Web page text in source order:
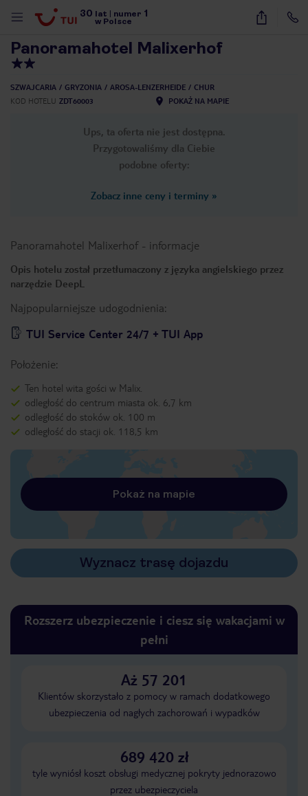
30 lat numer 1
w Polsce
28
Panoramahotel Malixerhof
SZWAJCARIA GRYZONIA AROSA-LENZERHEIDE
CHUR
KOD HOTELU ZDT60003 POKAŻ NA MAPIE
Ups, ta oferta nie jest dostępna.
Przygotowaliśmy dla Ciebie
podobne oferty:
Zobacz inne ceny i terminy »
Panoramahotel Malixerhof- informacje
Opis hotelu został przetłumaczony z języka angielskiego przez
narzędzie DeepL
Najpopularniejsze udogodnienia:
TUI Service Center 24/7 + TUI App
Położenie:
Ten hotel wita gości w Malix.
odległość do centrum miasta ok. 6,7 km
odległość do stoków ok. 100 m
odległość do stacji ok. 118,5 km
Pokaż na mapie
Wyznacz trasę dojazdu
Rozszerz ubezpieczenie i ciesz się wakacjami w
pełni
Aż 57 201
Klientów skorzystało z pomocy w ramach dodatkowego
ubezpieczenia od nagłych zachorowań i wypadków
689 420 zł
tyle wyniósł koszt obsługi medycznej pokryty jednorazowo
przez ubezpieczyciela